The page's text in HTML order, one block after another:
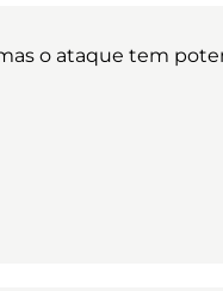
o ataque tem